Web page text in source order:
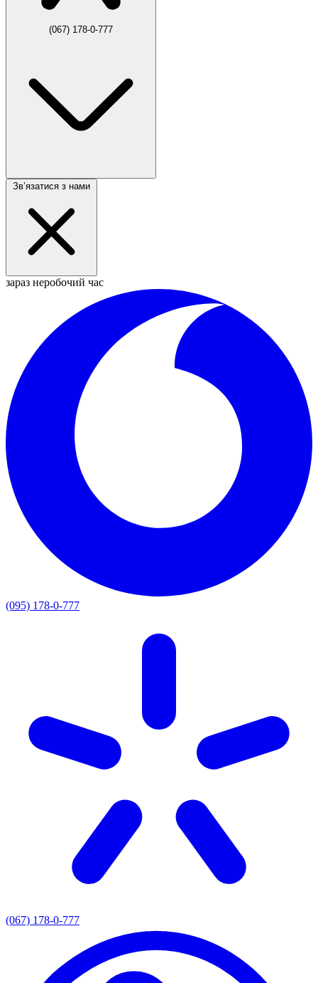
(067) 178-0-777
Звʼязатися з нами
зараз неробочий час
(095) 178-0-777
(067) 178-0-777